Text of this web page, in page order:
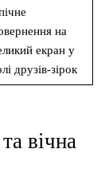
на
екран у
друзів-зірок
вічна